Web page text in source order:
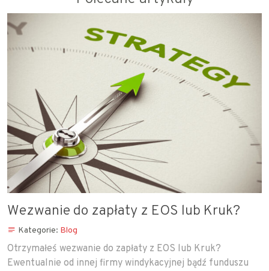
Wezwanie do zapłaty z EOS lub Kruk?
Kategorie: Blog
Otrzymałeś wezwanie do zapłaty z EOS lub Kruk?
Ewentualnie od innej firmy windykacyjnej bądź funduszu